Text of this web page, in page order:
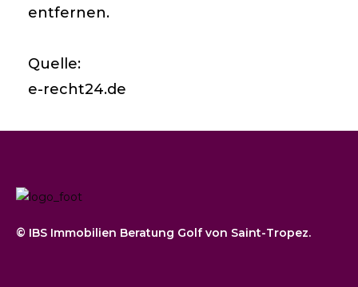
entfernen.
Quelle:
e-recht24.de
© IBS Immobilien Beratung Golf von Saint-Tropez.